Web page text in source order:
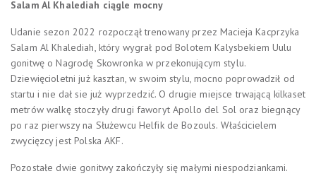
Salam Al Khalediah ciągle mocny
Udanie sezon 2022 rozpoczął trenowany przez Macieja Kacprzyka
Salam Al Khalediah, który wygrał pod Bolotem Kalysbekiem Uulu
gonitwę o Nagrodę Skowronka w przekonującym stylu.
Dziewięcioletni już kasztan, w swoim stylu, mocno poprowadził od
startu i nie dał sie już wyprzedzić. O drugie miejsce trwającą kilkaset
metrów walkę stoczyły drugi faworyt Apollo del Sol oraz biegnący
po raz pierwszy na Służewcu Helfik de Bozouls. Właścicielem
zwycięzcy jest Polska AKF.
Pozostałe dwie gonitwy zakończyły się małymi niespodziankami.